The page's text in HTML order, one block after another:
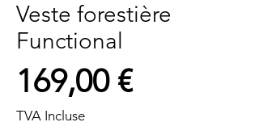
Veste forestière
Functional
169,00 €Prix
TVA Incluse